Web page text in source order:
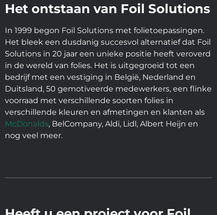
Het ontstaan van Foil Solutions
In 1999 begon Foil Solutions met folietoepassingen.
Het bleek een dusdanig succesvol alternatief dat Foil
Solutions in 20 jaar een unieke positie heeft veroverd
in de wereld van folies. Het is uitgegroeid tot een
bedrijf met een vestiging in België, Nederland en
Duitsland, 50 gemotiveerde medewerkers, een flinke
voorraad met verschillende soorten folies in
verschillende kleuren en afmetingen en klanten als
McDonalds, BelCompany, Aldi, Lidl, Albert Heijn en
nog veel meer.